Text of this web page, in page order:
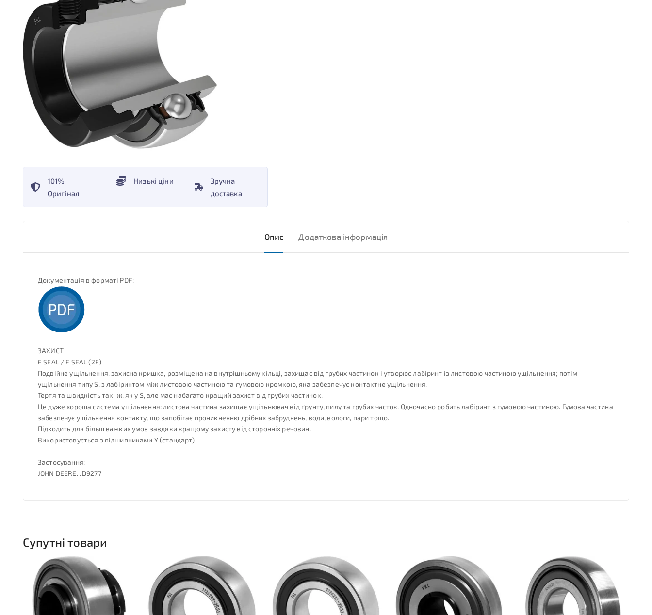
101%
Оригінал
Низькі ціни
Зручна
доставка
Опис Додаткова інформація
Документація в форматі PDF:
ЗАХИСТ
F SEAL / F SEAL (2F)
Подвійне ущільнення, захисна кришка, розміщена на внутрішньому кільці, захищає від грубих частинок і утворює лабіринт із листовою частиною ущільнення; потім
ущільнення типу S, з лабіринтом між листовою частиною та гумовою кромкою, яка забезпечує контактне ущільнення.
Тертя та швидкість такі ж, як у S, але має набагато кращий захист від грубих частинок.
Це дуже хороша система ущільнення: листова частина захищає ущільнювач від ґрунту, пилу та грубих часток. Одночасно робить лабіринт з гумовою частиною. Гумова частина
забезпечує ущільнення контакту, що запобігає проникненню дрібних забруднень, води, вологи, пари тощо.
Підходить для більш важких умов завдяки кращому захисту від сторонніх речовин.
Використовується з підшипниками Y (стандарт).
Застосування:
JOHN DEERE: JD9277
Супутні товари